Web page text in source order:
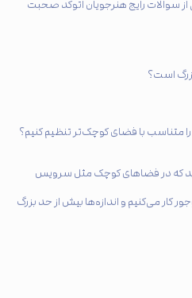
سوالات رایج هنرجویان اتوکد صحبت
متناسب با فضای کوچک‌تر تنظیم کنیم؟
که در فضاهای کوچک مثل سرویس
کار می‌کنیم و اندازه‌ها بیش از حد بزرگ